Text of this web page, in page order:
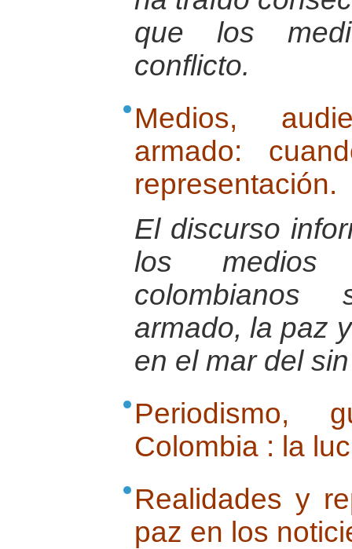
que los
conflicto.
Medios,
armado:
representación.
El discurso
los medios
armado, la paz
en el mar del
Colombia : la
Realidades y
paz en los